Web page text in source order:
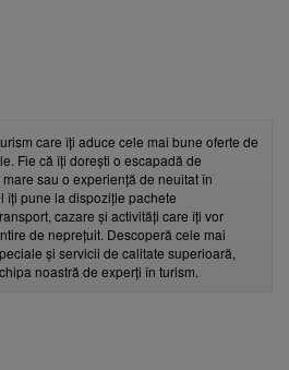
care îți aduce cele mai bune oferte de
Fie că îți dorești o escapadă de
sau o experiență de neuitat în
îți pune la dispoziție pachete
cazare și activități care îți vor
de neprețuit. Descoperă cele mai
și servicii de calitate superioară,
noastră de experți în turism.